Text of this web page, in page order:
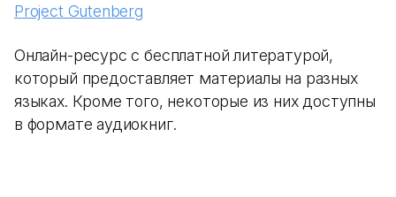
Project Gutenberg
Онлайн-ресурс с бесплатной литературой,
который предоставляет материалы на разных
языках. Кроме того, некоторые из них доступны
в формате аудиокниг.